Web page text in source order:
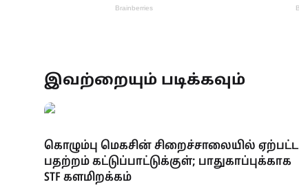
இவற்றையும் படிக்கவும்
கொழும்பு மெகசின் சிறைச்சாலையில் ஏற்பட்ட
பதற்றம் கட்டுப்பாட்டுக்குள்; பாதுகாப்புக்காக
STF களமிறக்கம்